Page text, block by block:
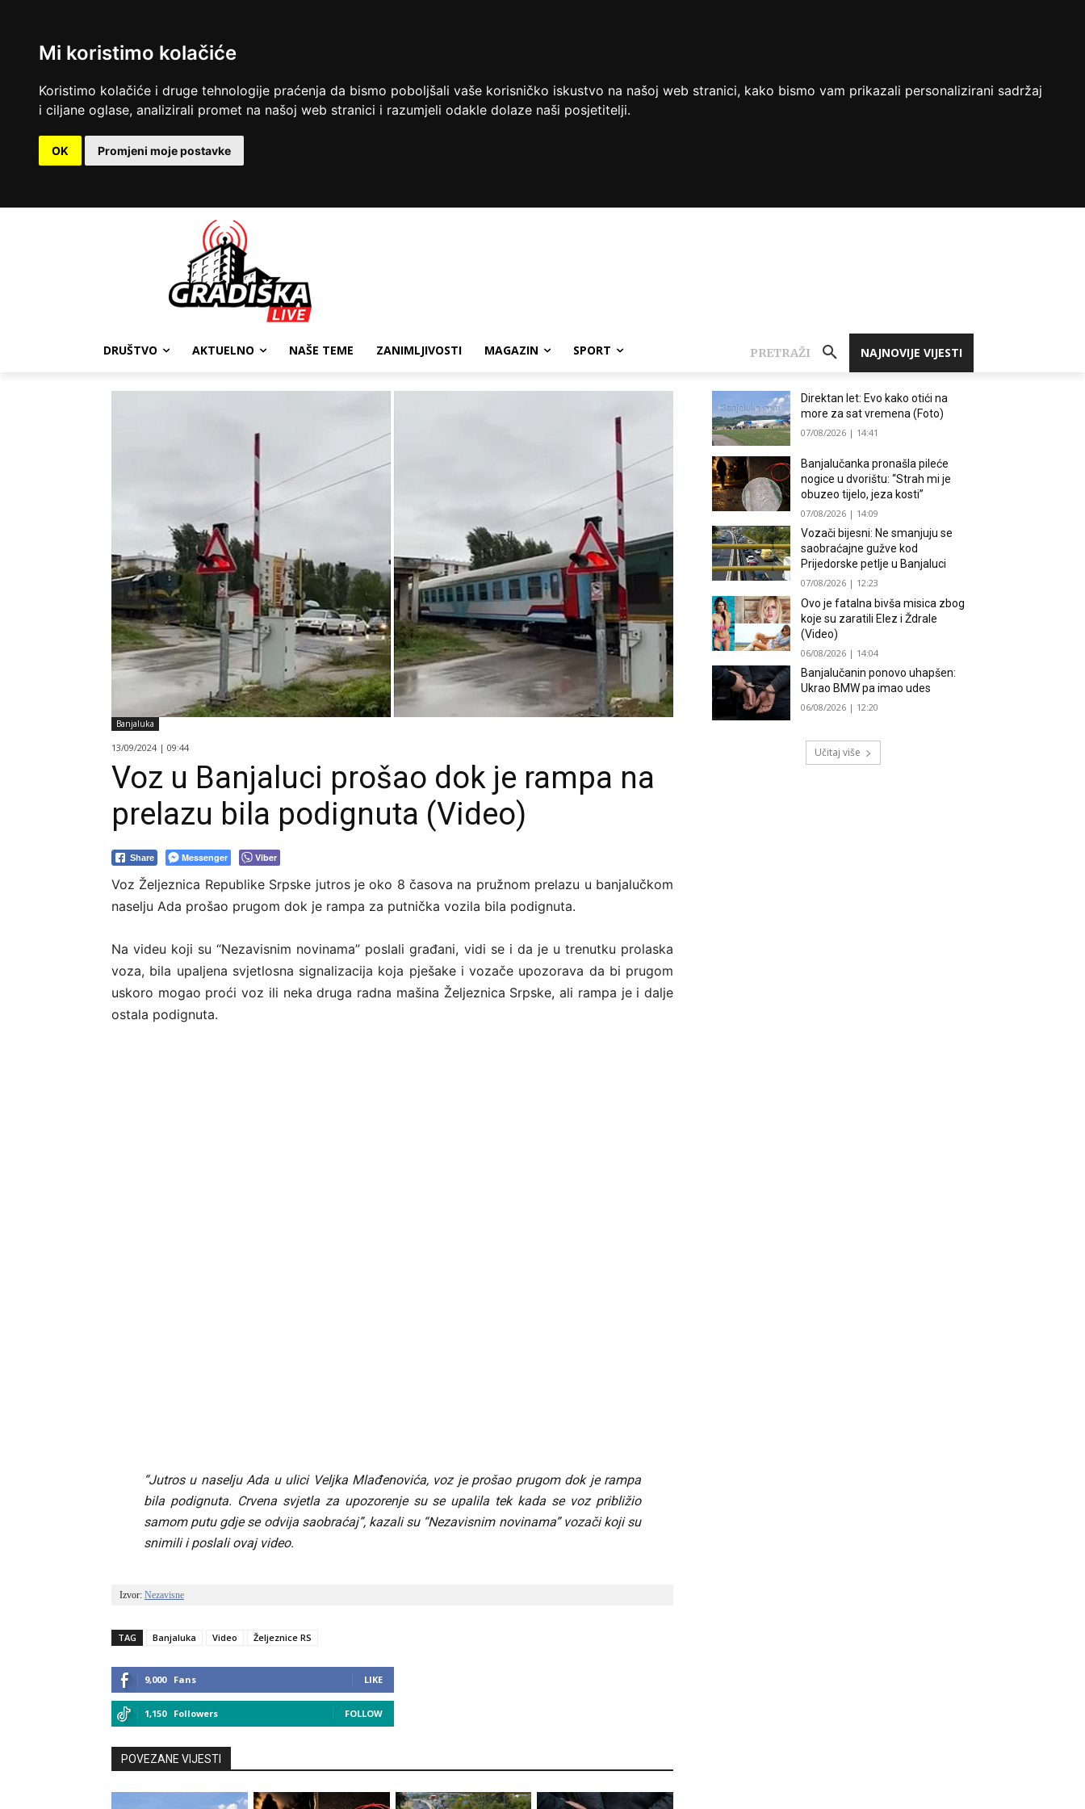
Mi koristimo kolačiće
Koristimo kolačiće i druge tehnologije praćenja da bismo poboljšali vaše korisničko iskustvo na našoj web stranici, kako bismo vam prikazali personalizirani sadržaj
i ciljane oglase, analizirali promet na našoj web stranici i razumjeli odakle dolaze naši posjetitelji.
OK Promjeni moje postavke
DRUŠTVO AKTUELNO NAŠE TEME ZANIMLJIVOSTI MAGAZIN SPORT NAJNOVIJE VIJESTI
PRETRAŽI
Banjaluka
13/09/2024 | 09:44
Voz u Banjaluci prošao dok je rampa na
prelazu bila podignuta (Video)
Share Messenger Viber
Voz Željeznica Republike Srpske jutros je oko 8 časova na pružnom prelazu u banjalučkom
naselju Ada prošao prugom dok je rampa za putnička vozila bila podignuta.
Na videu koji su “Nezavisnim novinama” poslali građani, vidi se i da je u trenutku prolaska
voza, bila upaljena svjetlosna signalizacija koja pješake i vozače upozorava da bi prugom
uskoro mogao proći voz ili neka druga radna mašina Željeznica Srpske, ali rampa je i dalje
ostala podignuta.
“Jutros u naselju Ada u ulici Veljka Mlađenovića, voz je prošao prugom dok je rampa
bila podignuta. Crvena svjetla za upozorenje su se upalila tek kada se voz približio
samom putu gdje se odvija saobraćaj”, kazali su “Nezavisnim novinama” vozači koji su
snimili i poslali ovaj video.
Izvor: Nezavisne
TAG Banjaluka Video Željeznice RS
9,000 Fans LIKE
1,150 Followers FOLLOW
POVEZANE VIJESTI
Direktan let: Evo kako otići na
more za sat vremena (Foto)
07/08/2026 | 14:41
Banjalučanka pronašla pileće
nogice u dvorištu: “Strah mi je
obuzeo tijelo, jeza kosti”
07/08/2026 | 14:09
Vozači bijesni: Ne smanjuju se
saobraćajne gužve kod
Prijedorske petlje u Banjaluci
07/08/2026 | 12:23
Ovo je fatalna bivša misica zbog
koje su zaratili Elez i Ždrale
(Video)
06/08/2026 | 14:04
Banjalučanin ponovo uhapšen:
Ukrao BMW pa imao udes
06/08/2026 | 12:20
Učitaj više